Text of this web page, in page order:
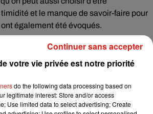
et le manque de savoir-faire pour
également été évoqués.
votre vie privée est notre priorité
do the following data processing based on
legitimate interest: Store and/or access
Use limited data to select advertising; Create
Continuer sans accepter